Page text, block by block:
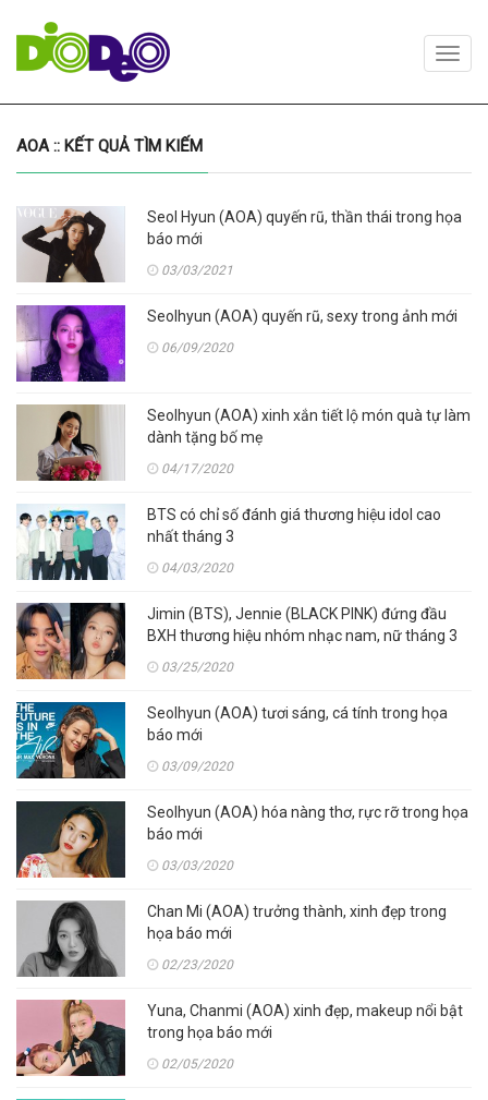
AOA :: KẾT QUẢ TÌM KIẾM
Seol Hyun (AOA) quyến rũ, thần thái trong họa
báo mới
03/03/2021
Seolhyun (AOA) quyến rũ, sexy trong ảnh mới
06/09/2020
Seolhyun (AOA) xinh xắn tiết lộ món quà tự làm
dành tặng bố mẹ
04/17/2020
BTS có chỉ số đánh giá thương hiệu idol cao
nhất tháng 3
04/03/2020
Jimin (BTS), Jennie (BLACK PINK) đứng đầu
BXH thương hiệu nhóm nhạc nam, nữ tháng 3
03/25/2020
Seolhyun (AOA) tươi sáng, cá tính trong họa
báo mới
03/09/2020
Seolhyun (AOA) hóa nàng thơ, rực rỡ trong họa
báo mới
03/03/2020
Chan Mi (AOA) trưởng thành, xinh đẹp trong
họa báo mới
02/23/2020
Yuna, Chanmi (AOA) xinh đẹp, makeup nổi bật
trong họa báo mới
02/05/2020